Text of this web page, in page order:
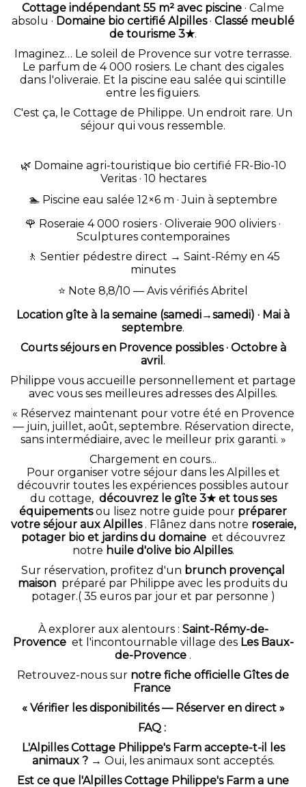
Cottage indépendant 55 m² avec piscine · Calme
absolu · Domaine bio certifié Alpilles· Classé meublé
de tourisme 3★.
Imaginez… Le soleil de Provence sur votre terrasse.
Le parfum de 4 000 rosiers. Le chant des cigales
dans l'oliveraie. Et la piscine eau salée qui scintille
entre les figuiers.
C'est ça, le Cottage de Philippe. Un endroit rare. Un
séjour qui vous ressemble.
🌿 Domaine agri-touristique bio certifié FR-Bio-10
Veritas · 10 hectares
🏊 Piscine eau salée 12×6 m · Juin à septembre
🌹 Roseraie 4 000 rosiers · Oliveraie 900 oliviers ·
Sculptures contemporaines
🚶 Sentier pédestre direct → Saint-Rémy en 45
minutes
⭐ Note 8,8/10 — Avis vérifiés Abritel
Location gîte à la semaine (samedi→samedi) · Mai à
septembre.
Courts séjours en Provence possibles · Octobre à
avril .
Philippe vous accueille personnellement et partage
avec vous ses meilleures adresses des Alpilles.
« Réservez maintenant pour votre été en Provence
— juin, juillet, août, septembre. Réservation directe,
sans intermédiaire, avec le meilleur prix garanti. »
Chargement en cours...
Pour organiser votre séjour dans les Alpilles et
découvrir toutes les expériences possibles autour
du cottage, découvrez le gîte 3★ et tous ses
équipements ou lisez notre guide pour préparer
votre séjour aux Alpilles . Flânez dans notre roseraie,
potager bio et jardins du domaine et découvrez
notre huile d'olive bio Alpilles.
Sur réservation, profitez d'un brunch provençal
maison préparé par Philippe avec les produits du
potager.( 35 euros par jour et par personne )
À explorer aux alentours : Saint-Rémy-de-
Provence et l'incontournable village des Les Baux-
de-Provence .
Retrouvez-nous sur notre fiche officielle Gîtes de
France
« Vérifier les disponibilités — Réserver en direct »
FAQ :
L'Alpilles Cottage Philippe's Farm accepte-t-il les
animaux ? → Oui, les animaux sont acceptés.
Est ce que l'Alpilles Cottage Philippe's Farm a une